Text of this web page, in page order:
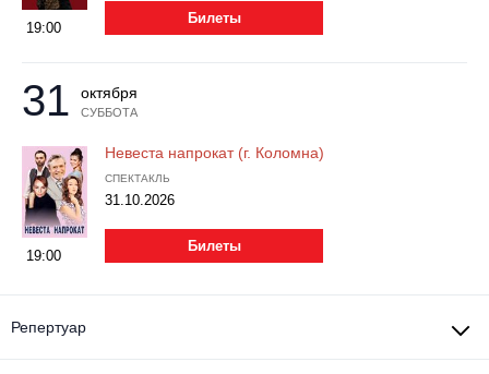
19:00
Билеты
31 СУББОТА
октября
19:00
Невеста напрокат (г. Коломна)
СПЕКТАКЛЬ
31.10.2026
Билеты
Репертуар